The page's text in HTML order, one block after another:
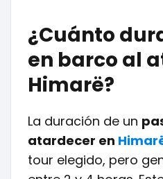
¿Cuánto
en barco al
Himarë?
La duración de un
atardecer en
tour elegido, pero